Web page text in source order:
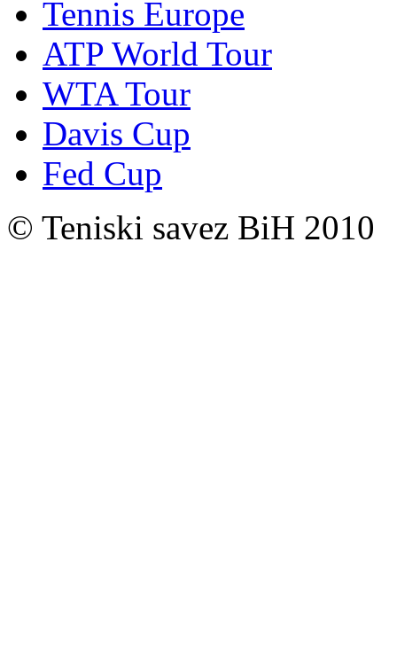
Tennis Europe
ATP World Tour
WTA Tour
Davis Cup
Fed Cup
© Teniski savez BiH 2010